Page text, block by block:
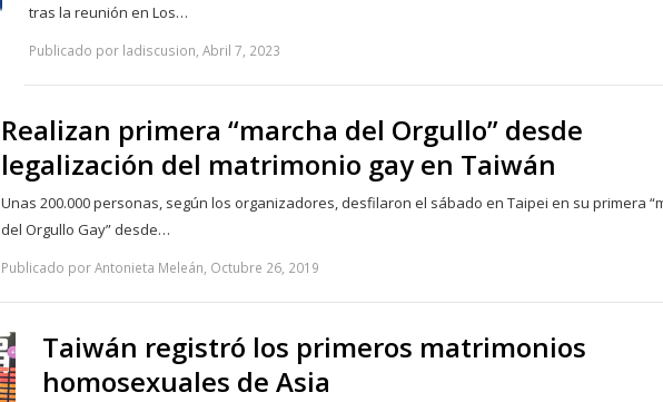
tras la reunión en Los…
Publicado por ladiscusion, Abril 7, 2023
Realizan primera “marcha del Orgullo” desde
legalización del matrimonio gay en Taiwán
Unas 200.000 personas, según los organizadores, desfilaron el sábado en Taipei en su primera
del Orgullo Gay” desde…
Publicado por Antonieta Meleán, Octubre 26, 2019
Taiwán registró los primeros matrimonios
homosexuales de Asia